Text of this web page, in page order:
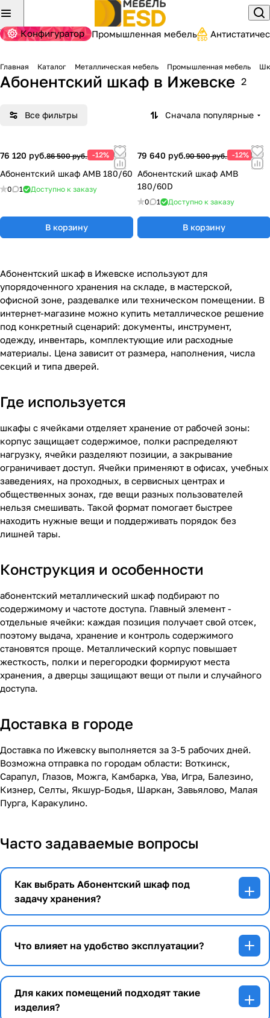
Конфигуратор Промышленная мебель
Главная Каталог Металлическая мебель Промышленная мебель
Абонентский шкаф в Ижевске 2
Все фильтры Сначала популярные
76 120 руб.86 500 руб. -12%
Абонентский шкаф AMB 180/60
0 1 Доступно к заказу
В корзину
79 640 руб.90 500 руб. -12%
Абонентский шкаф AMB
180/60D
0 1 Доступно к заказу
В корзину
Абонентский шкаф в Ижевске используют для
упорядоченного хранения на складе, в мастерской,
офисной зоне, раздевалке или техническом помещении. В
интернет-магазине можно купить металлическое решение
под конкретный сценарий: документы, инструмент,
одежду, инвентарь, комплектующие или расходные
материалы. Цена зависит от размера, наполнения, числа
секций и типа дверей.
Где используется
шкафы с ячейками отделяет хранение от рабочей зоны:
корпус защищает содержимое, полки распределяют
нагрузку, ячейки разделяют позиции, а закрывание
ограничивает доступ. Ячейки применяют в офисах, учебных
заведениях, на проходных, в сервисных центрах и
общественных зонах, где вещи разных пользователей
нельзя смешивать. Такой формат помогает быстрее
находить нужные вещи и поддерживать порядок без
лишней тары.
Конструкция и особенности
абонентский металлический шкаф подбирают по
содержимому и частоте доступа. Главный элемент -
отдельные ячейки: каждая позиция получает свой отсек,
поэтому выдача, хранение и контроль содержимого
становятся проще. Металлический корпус повышает
жесткость, полки и перегородки формируют места
хранения, а дверцы защищают вещи от пыли и случайного
доступа.
Доставка в городе
Доставка по Ижевску выполняется за 3-5 рабочих дней.
Возможна отправка по городам области: Воткинск,
Сарапул, Глазов, Можга, Камбарка, Ува, Игра, Балезино,
Кизнер, Селты, Якшур-Бодья, Шаркан, Завьялово, Малая
Пурга, Каракулино.
Часто задаваемые вопросы
Как выбрать Абонентский шкаф под
задачу хранения?
Что влияет на удобство эксплуатации?
Для каких помещений подходят такие
изделия?